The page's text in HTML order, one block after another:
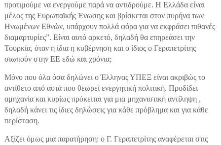
προτιμούμε να ενεργούμε παρά να αντιδρούμε. Η Ελλάδα είναι
μέλος της Ευρωπαϊκής Ένωσης και βρίσκεται στον πυρήνα των
Ηνωμένων Εθνών, υπάρχουν πολλά φόρα για να εκφράσει πιθανές
διαμαρτυρίες”. Είναι αυτό αρκετό, δηλαδή θα επηρεάσει την
Τουρκία, όταν η ίδια η κυβέρνηση και ο ίδιος ο Γεραπετρίτης
σιωπούν στην ΕΕ εδώ και χρόνια;
Μόνο που όλα όσα δηλώνει ο Έλληνας ΥΠΕΞ είναι ακριβώς το
αντίθετο από αυτά που θεωρεί ενεργητική πολιτική. Προδίδει
αμηχανία και κυρίως πρόκειται για μια μηχανιστική αντίληψη ,
δηλαδή κάνει τις ίδιες δηλώσεις για κάθε πρόβλημα και για κάθε
περίσταση.
Αξίζει όμως μια παρατήρηση: ο Γ. Γεραπετρίτης αναφέρεται στις